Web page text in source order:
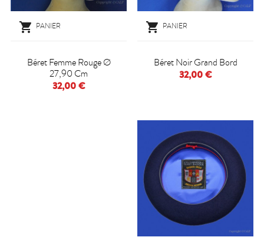
 PANIER
Béret Femme Rouge Ø
27,90 Cm
32,00 €
 PANIER
Béret Noir Grand Bord
32,00 €